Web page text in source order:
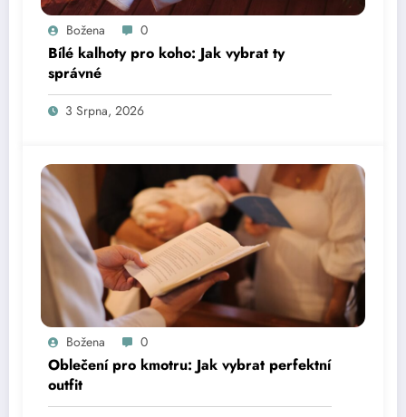
Božena 0
Bílé kalhoty pro koho: Jak vybrat ty
správné
3 Srpna, 2026
Božena 0
Oblečení pro kmotru: Jak vybrat perfektní
outfit